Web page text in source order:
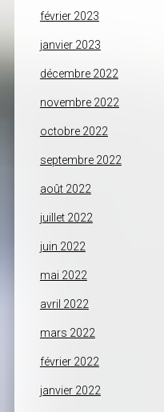
février 2023
janvier 2023
décembre 2022
novembre 2022
octobre 2022
septembre 2022
août 2022
juillet 2022
juin 2022
mai 2022
avril 2022
mars 2022
février 2022
janvier 2022